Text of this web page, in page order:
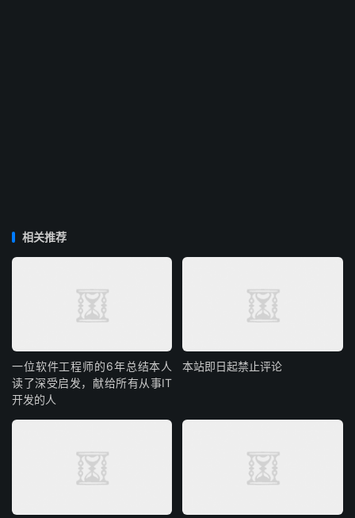
相关推荐
一位软件工程师的6年总结本人
读了深受启发，献给所有从事IT
开发的人
本站即日起禁止评论